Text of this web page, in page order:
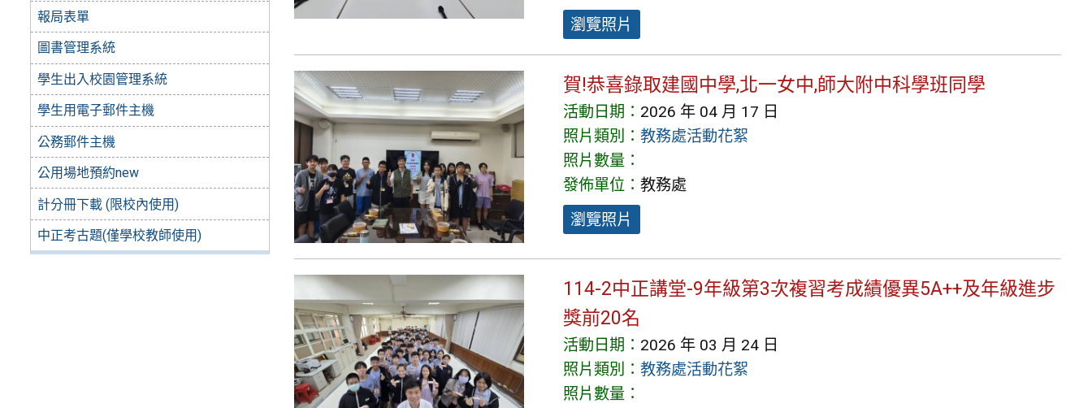
報局表單
圖書管理系統
學生出入校園管理系統
學生用電子郵件主機
公務郵件主機
公用場地預約new
計分冊下載 (限校內使用)
中正考古題(僅學校教師使用)
瀏覽照片
賀!恭喜錄取建國中學,北一女中,師大附中科學班同學
活動日期： 2026 年 04 月 17 日
照片類別： 教務處活動花絮
照片數量：
發佈單位： 教務處
瀏覽照片
114-2中正講堂-9年級第3次複習考成績優異5A++及年級進步
獎前20名
活動日期： 2026 年 03 月 24 日
照片類別： 教務處活動花絮
照片數量：